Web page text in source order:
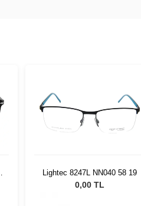
Lightec 8247L NN040 58 19
0,00 TL